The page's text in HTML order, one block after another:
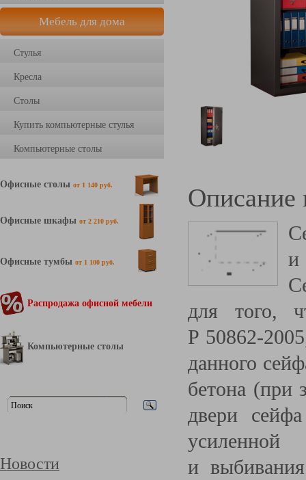
Мебель для дома
Стулья
Кресла
Столы
Купить компьютерные стулья
Компьютерные столы
Офисные столы от 1 140 руб.
Офисные шкафы от 2 210 руб.
Офисные тумбы от 1 100 руб.
Распродажа офисной мебели
Компьютерные столы
Новости
Описание
и
для того,
Р 50862-
данного
бетона (при
двери
усиленной
и